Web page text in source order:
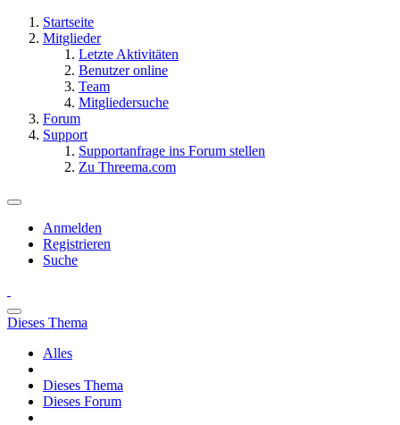
Startseite
Mitglieder
Letzte Aktivitäten
Benutzer online
Team
Mitgliedersuche
Forum
Support
Supportanfrage ins Forum stellen
Zu Threema.com
Anmelden
Registrieren
Suche
Dieses Thema
Alles
Dieses Thema
Dieses Forum